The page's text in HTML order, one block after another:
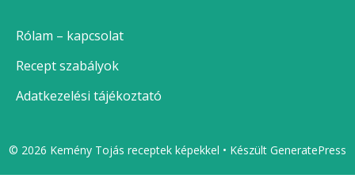
Rólam – kapcsolat
Recept szabályok
Adatkezelési tájékoztató
© 2026 Kemény Tojás receptek képekkel • Készült GeneratePress